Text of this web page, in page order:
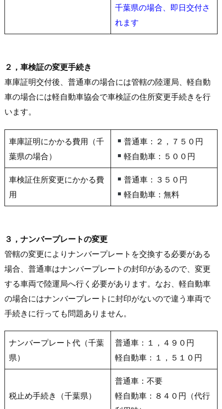
千葉県の場合、即日交付さ
れます
２，車検証の変更手続き
車庫証明交付後、普通車の場合には管轄の陸運局、軽自動
車の場合には軽自動車協会で車検証の住所変更手続きを行
います。
車庫証明にかかる費用（千
葉県の場合）
普通車：２，７５０円
軽自動車：５００円
車検証住所変更にかかる費
用
普通車：３５０円
軽自動車：無料
３，ナンバープレートの変更
管轄の変更によりナンバープレートを交換する必要がある
場合、普通車はナンバープレートの封印があるので、変更
する車両で陸運局へ行く必要があります。なお、軽自動車
の場合にはナンバープレートに封印がないので違う車両で
手続きに行っても問題ありません。
ナンバープレート代（千葉
県）
普通車：１，４９０円
軽自動車：１，５１０円
税止め手続き（千葉県）
普通車：不要
軽自動車：８４０円（代行